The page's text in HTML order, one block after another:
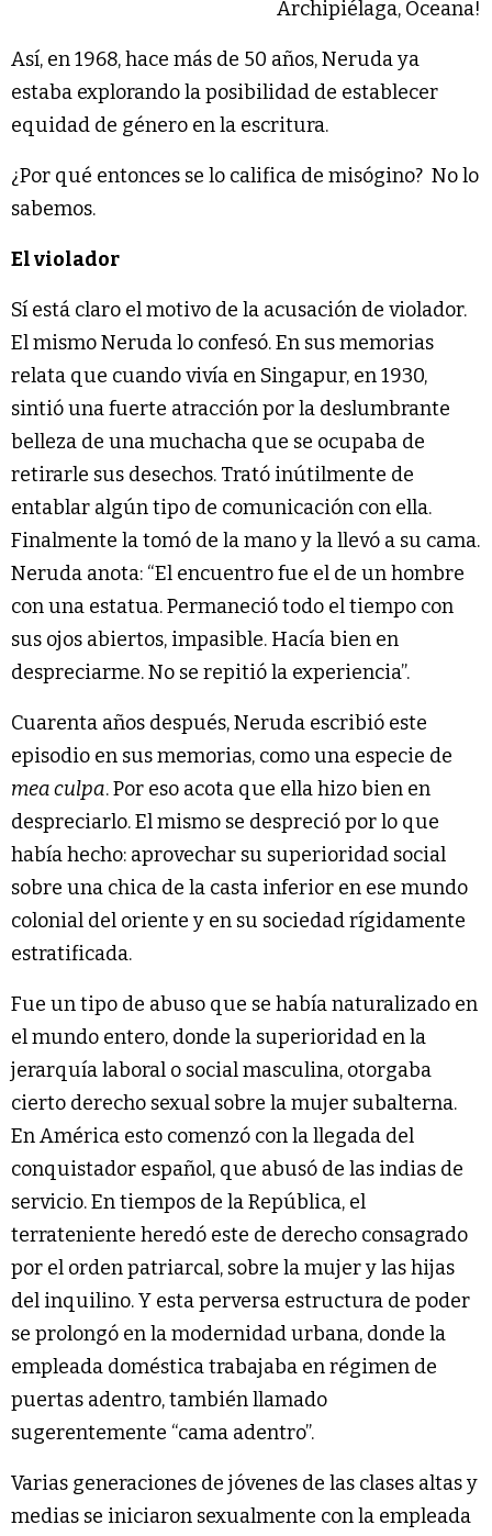
Archipiélaga, Oceana!
Así, en 1968, hace más de 50 años, Neruda ya
estaba explorando la posibilidad de establecer
equidad de género en la escritura.
¿Por qué entonces se lo califica de misógino? No lo
sabemos.
El violador
Sí está claro el motivo de la acusación de violador.
El mismo Neruda lo confesó. En sus memorias
relata que cuando vivía en Singapur, en 1930,
sintió una fuerte atracción por la deslumbrante
belleza de una muchacha que se ocupaba de
retirarle sus desechos. Trató inútilmente de
entablar algún tipo de comunicación con ella.
Finalmente la tomó de la mano y la llevó a su cama.
Neruda anota: “El encuentro fue el de un hombre
con una estatua. Permaneció todo el tiempo con
sus ojos abiertos, impasible. Hacía bien en
despreciarme. No se repitió la experiencia”.
Cuarenta años después, Neruda escribió este
episodio en sus memorias, como una especie de
mea culpa. Por eso acota que ella hizo bien en
despreciarlo. El mismo se despreció por lo que
había hecho: aprovechar su superioridad social
sobre una chica de la casta inferior en ese mundo
colonial del oriente y en su sociedad rígidamente
estratificada.
Fue un tipo de abuso que se había naturalizado en
el mundo entero, donde la superioridad en la
jerarquía laboral o social masculina, otorgaba
cierto derecho sexual sobre la mujer subalterna.
En América esto comenzó con la llegada del
conquistador español, que abusó de las indias de
servicio. En tiempos de la República, el
terrateniente heredó este de derecho consagrado
por el orden patriarcal, sobre la mujer y las hijas
del inquilino. Y esta perversa estructura de poder
se prolongó en la modernidad urbana, donde la
empleada doméstica trabajaba en régimen de
puertas adentro, también llamado
sugerentemente “cama adentro”.
Varias generaciones de jóvenes de las clases altas y
medias se iniciaron sexualmente con la empleada